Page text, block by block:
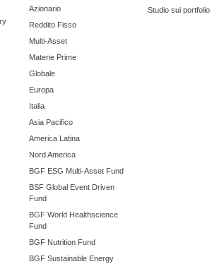
Azionario
Reddito Fisso
Multi-Asset
Materie Prime
Globale
Europa
Italia
Asia Pacifico
America Latina
Nord America
BGF ESG Multi-Asset Fund
BSF Global Event Driven
Fund
BGF World Healthscience
Fund
BGF Nutrition Fund
BGF Sustainable Energy
Studio sui portfolio